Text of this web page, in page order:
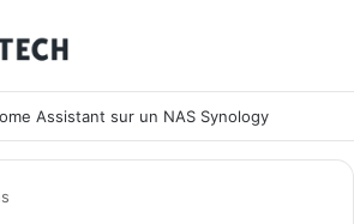
Assistant sur un NAS Synology